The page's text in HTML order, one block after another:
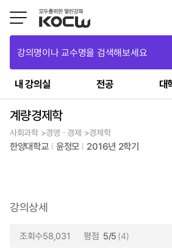
강의명이나 교수명을 검색해보세요
내 강의실 전공 대
계량경제학
사회과학 >경영ㆍ경제 >경제학
한양대학교 윤정모 2016년 2학기
강의상세
조회수58,031 평점 5/5 (4)